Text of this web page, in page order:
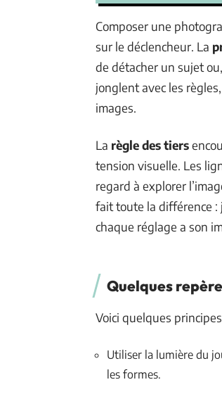
Composer une
sur le déclencheur. La
de détacher un sujet
jonglent avec les
images.
La règle des tiers
tension visuelle. Les
regard à explorer
fait toute la différence :
chaque réglage a son
Quelques
Voici quelques
Utiliser la lumière du
les formes.